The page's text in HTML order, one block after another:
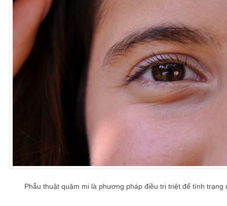
Phẫu thuật quặm mi là phương pháp điều trị triệt để tình trạng